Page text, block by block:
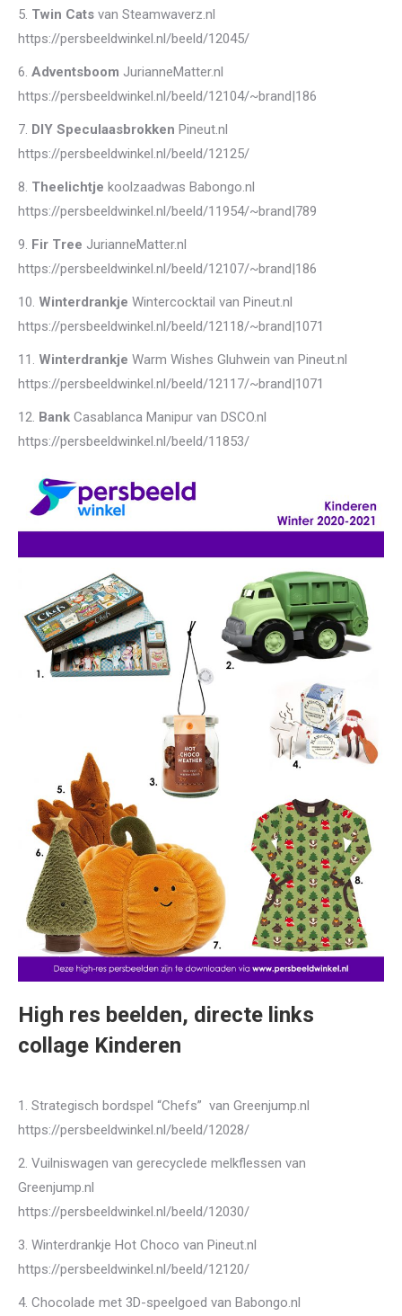
5. Twin Cats van Steamwaverz.nl
https://persbeeldwinkel.nl/beeld/12045/
6. Adventsboom JurianneMatter.nl
https://persbeeldwinkel.nl/beeld/12104/~brand|186
7. DIY Speculaasbrokken Pineut.nl
https://persbeeldwinkel.nl/beeld/12125/
8. Theelichtje koolzaadwas Babongo.nl
https://persbeeldwinkel.nl/beeld/11954/~brand|789
9. Fir Tree JurianneMatter.nl
https://persbeeldwinkel.nl/beeld/12107/~brand|186
10. Winterdrankje Wintercocktail van Pineut.nl
https://persbeeldwinkel.nl/beeld/12118/~brand|1071
11. Winterdrankje Warm Wishes Gluhwein van Pineut.nl
https://persbeeldwinkel.nl/beeld/12117/~brand|1071
12. Bank Casablanca Manipur van DSCO.nl
https://persbeeldwinkel.nl/beeld/11853/
High res beelden, directe links
collage Kinderen
1. Strategisch bordspel “Chefs” van Greenjump.nl
https://persbeeldwinkel.nl/beeld/12028/
2. Vuilniswagen van gerecyclede melkflessen van
Greenjump.nl
https://persbeeldwinkel.nl/beeld/12030/
3. Winterdrankje Hot Choco van Pineut.nl
https://persbeeldwinkel.nl/beeld/12120/
4. Chocolade met 3D-speelgoed van Babongo.nl